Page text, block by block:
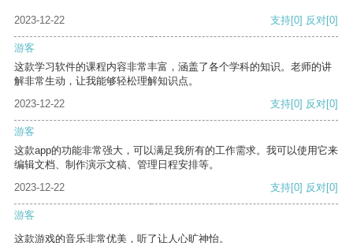
2023-12-22 支持[0] 反对[0]
游客
这款学习软件的课程内容非常丰富，涵盖了各个学科的知识。老师的讲
解非常生动，让我能够轻松理解知识点。
2023-12-22
支持[0] 反对[0]
游客
这款app的功能非常强大，可以满足我所有的工作需求。我可以使用它来
编辑文档、制作演示文稿、管理日程安排等。
2023-12-22
支持[0] 反对[0]
游客
这款游戏的音乐非常优美，听了让人心旷神怡。